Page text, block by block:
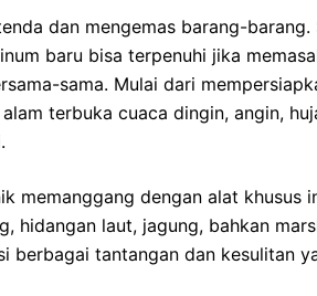
dan mengemas barang-
baru bisa terpenuhi jika
sama. Mulai dari
terbuka cuaca dingin, angin,
memanggang dengan alat khusus
hidangan laut, jagung, bahkan
tantangan dan kesulitan